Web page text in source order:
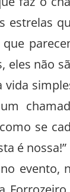
faz o
estrelas
eles não
vida
se
é nossa!”
evento,